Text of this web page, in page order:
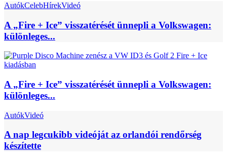
AutókCelebHírekVideó
A „Fire + Ice” visszatérését ünnepli a Volkswagen:
különleges...
A „Fire + Ice” visszatérését ünnepli a Volkswagen:
különleges...
AutókVideó
A nap legcukibb videóját az orlandói rendőrség
készítette